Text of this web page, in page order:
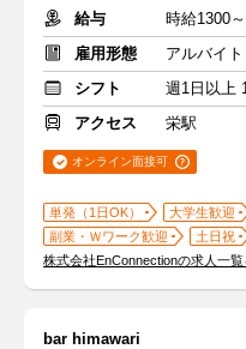
給与
時給1300
雇用形態
アルバイ
シフト
週1日以上
アクセス
栄駅
オンライン面接可
単発（1日OK） 大学生歓迎
副業・Ｗワーク歓迎
土日祝
株式会社EnConnectionの求人一覧
bar himawari